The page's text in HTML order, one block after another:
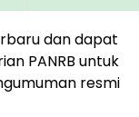
dan dapat
PANRB untuk
resmi